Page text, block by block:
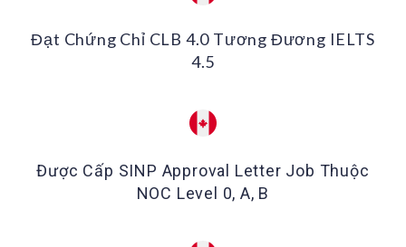
Đạt Chứng Chỉ CLB 4.0 Tương Đương IELTS
4.5
Được Cấp SINP Approval Letter Job Thuộc
NOC Level 0, A, B